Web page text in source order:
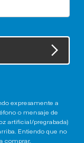
expresamente a
o mensaje de
artificial/pregrabada)
Entiendo que no
comprar.